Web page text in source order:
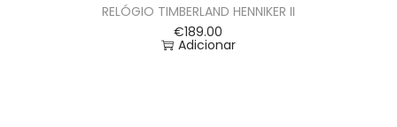
RELÓGIO TIMBERLAND HENNIKER II
€189.00
Adicionar